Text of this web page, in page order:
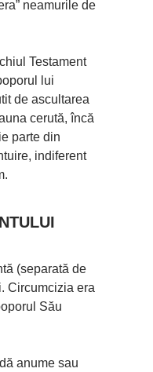
neamurile de
Testament
lui
de ascultarea
cerută, încă
parte din
indiferent
(separată de
Circumcizia era
Său
anume sau